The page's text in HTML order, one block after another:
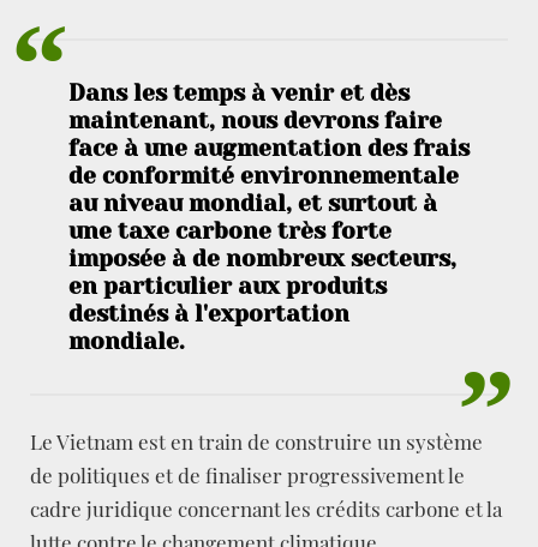
Dans les temps à venir et dès
maintenant, nous devrons faire
face à une augmentation des frais
de conformité environnementale
au niveau mondial, et surtout à
une taxe carbone très forte
imposée à de nombreux secteurs,
en particulier aux produits
destinés à l'exportation
mondiale.
Le Vietnam est en train de construire un système
de politiques et de finaliser progressivement le
cadre juridique concernant les crédits carbone et la